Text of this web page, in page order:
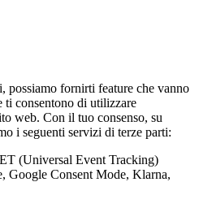
possiamo fornirti feature che vanno
ti consentono di utilizzare
web. Con il tuo consenso, su
i seguenti servizi di terze parti:
(Universal Event Tracking)
Google Consent Mode, Klarna,